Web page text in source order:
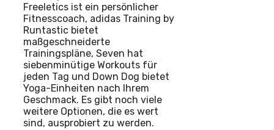
Freeletics ist ein persönlicher
Fitnesscoach, adidas Training by
Runtastic bietet
maßgeschneiderte
Trainingspläne, Seven hat
siebenminütige Workouts für
jeden Tag und Down Dog bietet
Yoga-Einheiten nach Ihrem
Geschmack. Es gibt noch viele
weitere Optionen, die es wert
sind, ausprobiert zu werden.